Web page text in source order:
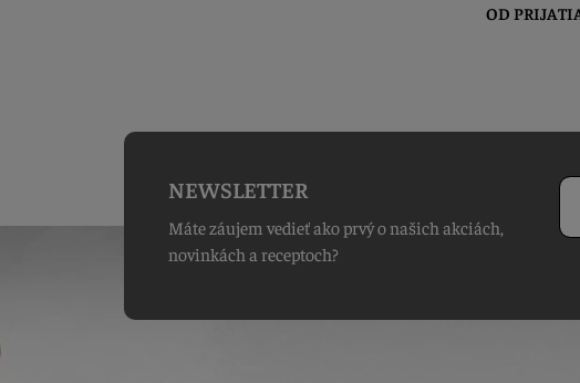
OD
NEWSLETTER
Máte záujem vedieť ako prvý o našich akciách,
novinkách a receptoch?